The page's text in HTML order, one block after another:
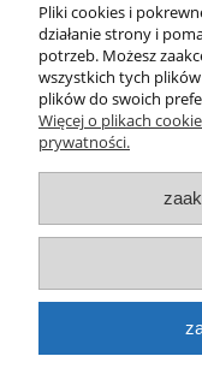
Pliki cookies i
działanie strony i
potrzeb. Możesz
wszystkich tych
plików do swoich
Więcej o plikach
prywatności.